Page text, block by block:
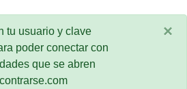
tu usuario y clave
poder conectar con
que se abren
×